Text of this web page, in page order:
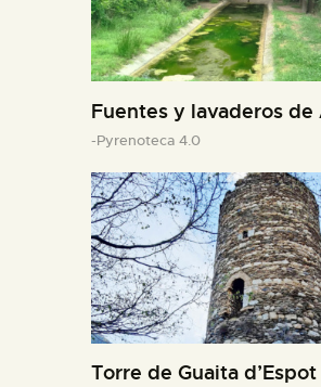
Fuentes y lavaderos
-Pyrenoteca 4.0
Torre de Guaita d’Espot